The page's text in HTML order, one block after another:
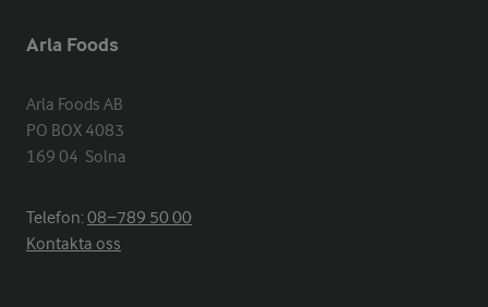
Arla Foods
Arla Foods AB
PO BOX 4083
169 04  Solna
Telefon:08−789 50 00
Kontakta oss